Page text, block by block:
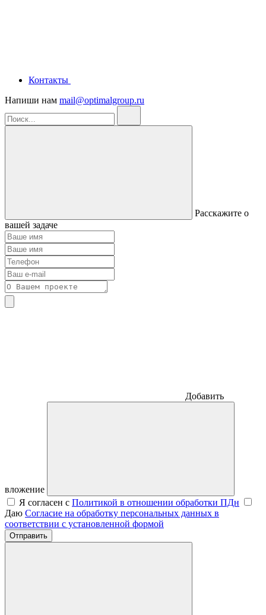
Контакты
Напиши нам mail@optimalgroup.ru
Расскажите о
вашей задаче
Добавить
вложение
Я согласен с Политикой в отношении обработки ПДн
Даю Согласие на обработку персональных данных в
соответствии с установленной формой
Отправить